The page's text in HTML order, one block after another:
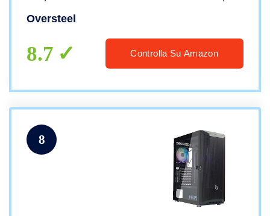
frontale a rete, 2 filtri antipolvere, vetro
Oversteel
8.7 Controlla Su Amazon
8